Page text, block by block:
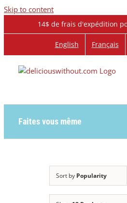
Skip to content
14$ de frais d'expédition
English Français
Faites vous même
Sort by Popularity